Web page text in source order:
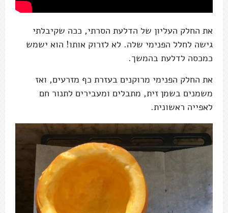
את החלק העליון של הדלעת הסרתי, ככה שקיבלתי
גישה לחלל הפנימי שלה. לא לזרוק אותו! הוא ישמש
כמכסה לדלעת בהמשך.
את החלק הפנימי מרוקנים בעזרת כף מזרעים, ואז
משמנים בשמן זית, מתבלים ומעבירים לתנור חם
לאפייה ראשונית.